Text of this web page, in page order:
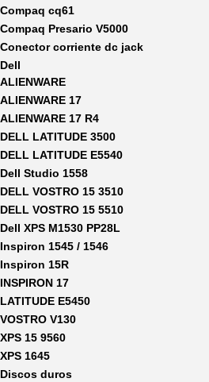
Compaq cq61
Compaq Presario V5000
Conector corriente dc jack
Dell
ALIENWARE
ALIENWARE 17
ALIENWARE 17 R4
DELL LATITUDE 3500
DELL LATITUDE E5540
Dell Studio 1558
DELL VOSTRO 15 3510
DELL VOSTRO 15 5510
Dell XPS M1530 PP28L
Inspiron 1545 / 1546
Inspiron 15R
INSPIRON 17
LATITUDE E5450
VOSTRO V130
XPS 15 9560
XPS 1645
Discos duros